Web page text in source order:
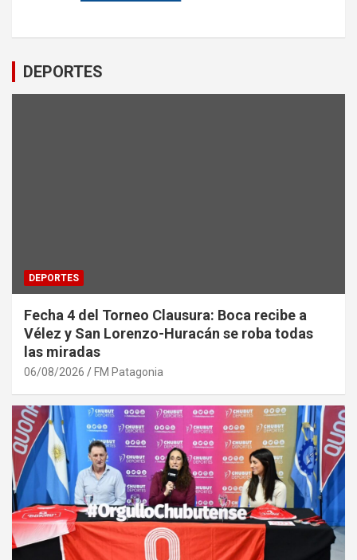
DEPORTES
DEPORTES
Fecha 4 del Torneo Clausura: Boca recibe a
Vélez y San Lorenzo-Huracán se roba todas
las miradas
06/08/2026 FM Patagonia